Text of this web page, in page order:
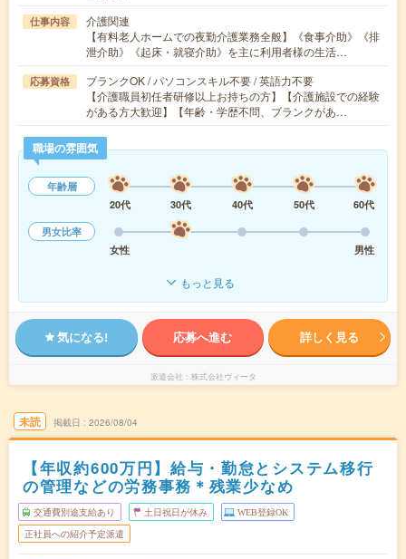
仕事内容
介護関連
【有料老人ホームでの夜勤介護業務全般】《食事介助》《排
泄介助》《起床・就寝介助》を主に利用者様の生活…
応募資格
ブランクOK / パソコンスキル不要 / 英語力不要
【介護職員初任者研修以上お持ちの方】【介護施設での経験
がある方大歓迎】【年齢・学歴不問、ブランクがあ…
職場の雰囲気
年齢層
20代
30代 40代 50代
60代
男女比率
女性
男性
もっと見る
気になる! 応募へ進む 詳しく見る
派遣会社 株式会社ヴィータ
未読 掲載日 2026/08/04
【年収約600万円】給与・勤怠とシステム移行
の管理などの労務事務＊残業少なめ
交通費別途支給あり 土日祝日が休み WEB登録OK
正社員への紹介予定派遣